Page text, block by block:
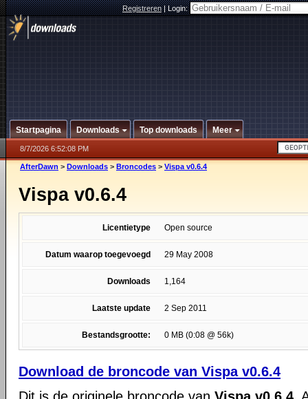
Registreren|Login:
Startpagina Downloads Top downloads Meer
8/7/2026 6:52:08 PM
AfterDawn > Downloads > Broncodes > Vispa v0.6.4
Vispa v0.6.4
Licentietype Open source
Datum waarop toegevoegd 29 May 2008
Downloads 1,164
Laatste update 2 Sep 2011
Bestandsgrootte: 0 MB (0:08 @ 56k)
Download de broncode van Vispa v0.6.4